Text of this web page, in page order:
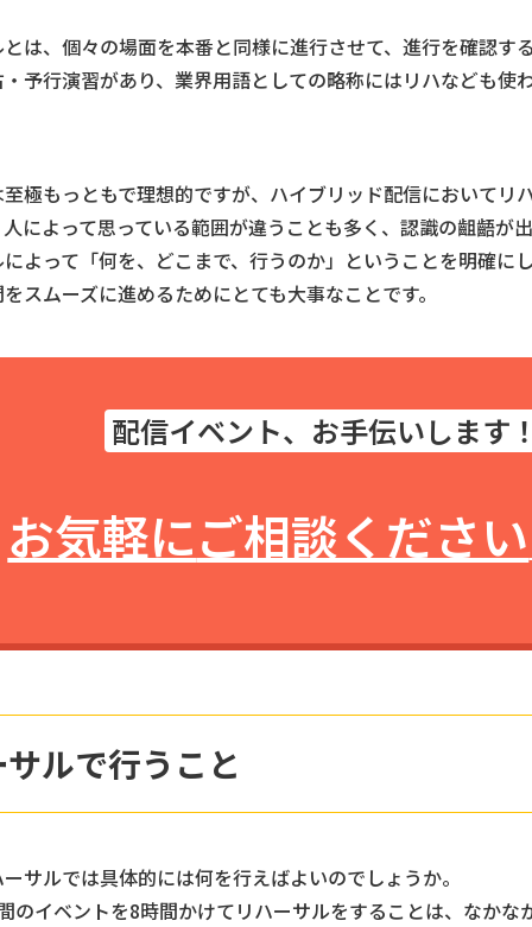
は、個々の場面を本番と同様に進行させて、進行を確認す
予行演習があり、業界用語としての略称にはリハなども使
極もっともで理想的ですが、ハイブリッド配信においてリ
によって思っている範囲が違うことも多く、認識の齟齬が
よって「何を、どこまで、行うのか」ということを明確に
スムーズに進めるためにとても大事なことです。
配信イベント、お手伝いします
お気軽にご相談ください
ルで行うこと
サルでは具体的には何を行えばよいのでしょうか。
のイベントを8時間かけてリハーサルをすることは、なかな